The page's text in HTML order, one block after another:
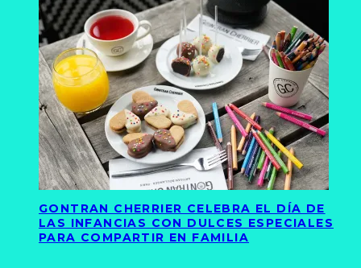
GONTRAN CHERRIER CELEBRA EL DÍA DE
LAS INFANCIAS CON DULCES ESPECIALES
PARA COMPARTIR EN FAMILIA